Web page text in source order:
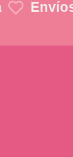
Envíos